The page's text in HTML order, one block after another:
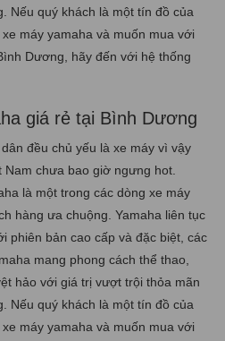
Nếu quý khách là một tín đồ của
máy yamaha và muốn mua với
Dương, hãy đến với hệ thống
giá rẻ tại Bình Dương
đều chủ yếu là xe máy vì vậy
chưa bao giờ ngưng hot.
là một trong các dòng xe máy
hàng ưa chuộng. Yamaha liên tục
phiên bản cao cấp và đặc biệt, các
mang phong cách thể thao,
hảo với giá trị vượt trội thỏa mãn
Nếu quý khách là một tín đồ của
máy yamaha và muốn mua với